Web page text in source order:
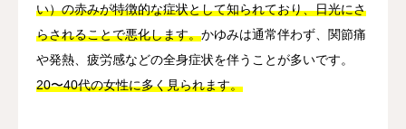
い）の赤みが特徴的な症状として知られており、日光にさ
らされることで悪化します。かゆみは通常伴わず、関節痛
や発熱、疲労感などの全身症状を伴うことが多いです。
20〜40代の女性に多く見られます。